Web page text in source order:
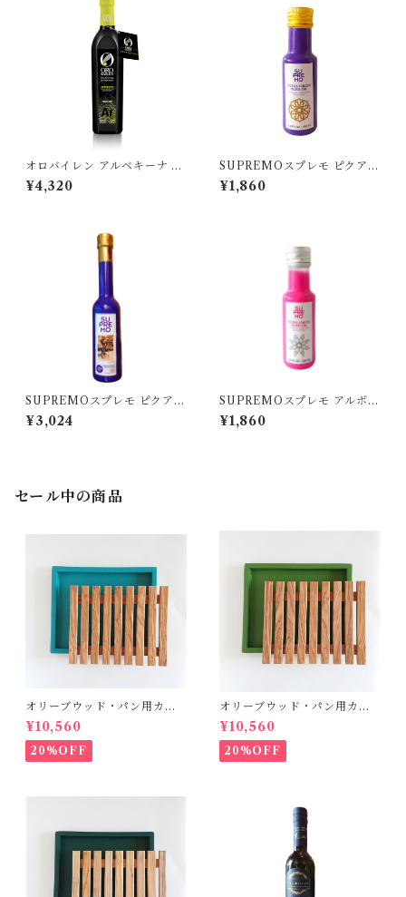
オロバイレン アルベキーナ 50
0ml
¥4,320
SUPREMOスプレモ ピクアル
100ml
¥1,860
SUPREMOスプレモ ピクアル
250ml
¥3,024
SUPREMOスプレモ アルボサ
ナ 100ml
¥1,860
セール中の商品
オリーブウッド・パン用カッ
ティングボード【ブルー】
¥10,560
20%OFF
オリーブウッド・パン用カッ
ティングボード【グリーン】
¥10,560
20%OFF